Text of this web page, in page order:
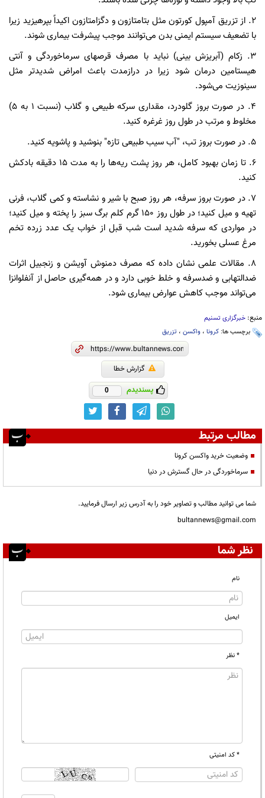
2. از تزریق آمپول کورتون مثل بتامتازون و دگزامتازون اکیداً بپرهیزید زیرا
با تضعیف سیستم ایمنی بدن می‌توانند موجب پیشرفت بیماری شوند.
3. زکام (آبریزش بینی) نباید با مصرف قرصهای سرماخوردگی و آنتی
هیستامین درمان شود زیرا در درازمدت باعث امراض شدیدتر مثل
سینوزیت می‌شود.
4. در صورت بروز گلودرد، مقداری سرکه طبیعی و گلاب (نسبت 1 به 5)
مخلوط و مرتب در طول روز غرغره کنید.
5. در صورت بروز تب، "آب سیب طبیعی تازه" بنوشید و پاشویه کنید.
6. تا زمان بهبود کامل، هر روز پشت ریه‌ها را به مدت 15 دقیقه بادکش
کنید.
7. در صورت بروز سرفه، هر روز صبح با شیر و نشاسته و کمی گلاب، فرنی
تهیه و میل کنید؛ در طول روز 150 گرم کلم برگ سبز را پخته و میل کنید؛
در مواردی که سرفه شدید است شب قبل از خواب یک عدد زرده تخم
مرغ عسلی بخورید.
8. مقالات علمی نشان داده که مصرف دمنوش آویشن و زنجبیل اثرات
ضدالتهابی و ضدسرفه و خلط خوبی دارد و در همه‌گیری حاصل از آنفلوانزا
می‌تواند موجب کاهش عوارض بیماری شود.
منبع: خبرگزاری تسنیم
برچسب ها: کرونا ، واکسن ، تزریق
گزارش خطا
پسندیدم 0
مطالب مرتبط
وضعیت خرید واکسن کرونا
سرماخوردگی در حال گسترش در دنیا
شما می توانید مطالب و تصاویر خود را به آدرس زیر ارسال فرمایید.
bultannews@gmail.com
نظر شما
نام
ایمیل
* نظر
* کد امنیتی